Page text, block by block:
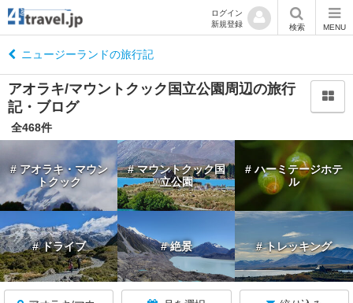
ログイン
新規登録
検索 MENU
ニュージーランドの旅行記
アオラキ/マウントクック国立公園周辺の旅行
記・ブログ
全468件
# アオラキ・マウン
トクック
# マウントクック国
立公園
# ハーミテージホテ
ル
# ドライブ # 絶景 # トレッキング
ニ
ュ
ー
ジ
ー
ラ
ン
ド
へ
戻